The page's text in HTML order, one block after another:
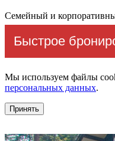
Семейный и
Быстрое
Мы используем файлы
персональных данных.
Принять